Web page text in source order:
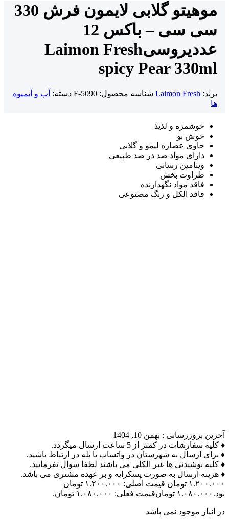
موهیتو گلابی لایمون فرش 330
سی سی – باکس 12
عددیروسیLaimon Fresh
spicy Pear 330ml
برند: Laimon Fresh شناسه محصول: F-5090 دسته: آب و آبمیوه
ها
خوشمزه و لذیذ
خوش بو
حاوی عصاره لیمو و گلابی
دارای مواد صد در صد طبیعی
ویتامین رسانی
طراوت بخش
فاقد مواد نگهدارنده
فاقد الکل و رنگ مصنوعی
آخرین بروزرسانی : بهمن 10, 1404
♦ کلیه سفارشات در کمتر از 5 ساعت ارسال میگردد.
♦ برای ارسال به شهرستان در واتساپ یا بله در ارتباط باشید.
♦ کلیه نوشیدنی ها غیر الکلی می باشند لطفا سوال نفرمایید.
♦ هزینه ارسال به صورت پسکرایه و بر عهده مشتری می باشد.
۱.۲۰۰.۰۰۰ تومان
قیمت اصلی: ۱.۲۰۰.۰۰۰ تومان
بود. ۱.۰۸۰.۰۰۰ تومانقیمت فعلی: ۱.۰۸۰.۰۰۰ تومان.
در انبار موجود نمی باشد